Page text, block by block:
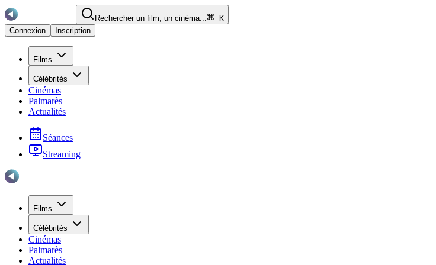
Rechercher un film, un cinéma...
K
Connexion
Inscription
Films
Célébrités
Cinémas
Palmarès
Actualités
Séances
Streaming
Films
Célébrités
Cinémas
Palmarès
Actualités